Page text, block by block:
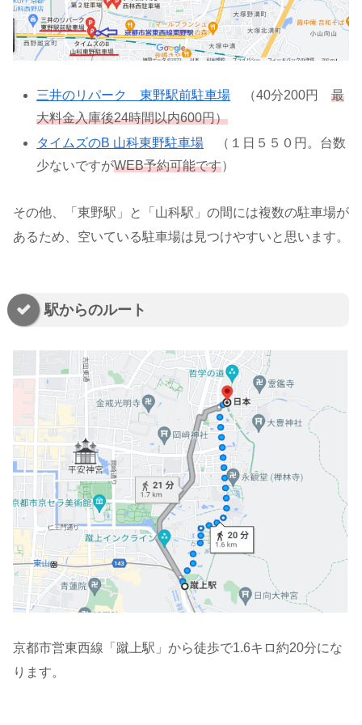
三井のリパーク 東野駅前駐車場 （40分200円最
大料金入庫後24時間以内600円）
タイムズのB 山科東野駐車場 （１日５５０円。台数
少ないですがWEB予約可能です）
その他、「東野駅」と「山科駅」の間には複数の駐車場が
あるため、空いている駐車場は見つけやすいと思います。
駅からのルート
京都市営東西線「蹴上駅」から徒歩で1.6キロ約20分にな
ります。